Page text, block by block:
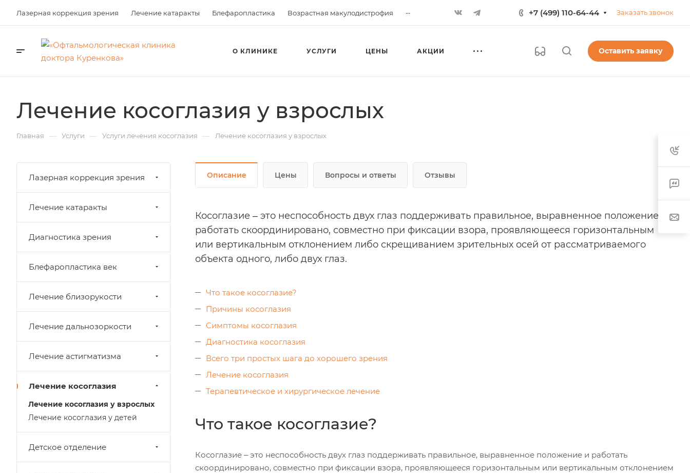
Лазерная коррекция зрения Лечение катаракты Блефаропластика Возрастная макулодистрофия ... +7 (499) 110-64-44 Заказать звонок
О КЛИНИКЕ УСЛУГИ ЦЕНЫ АКЦИИ Оставить заявку
Лечение косоглазия у взрослых
Главная — Услуги — Услуги лечения косоглазия — Лечение косоглазия у взрослых
Описание Цены Вопросы и ответы Отзывы
Косоглазие ‒ это неспособность двух глаз поддерживать правильное, выравненное положение и
работать скоординировано, совместно при фиксации взора, проявляющееся горизонтальным
или вертикальным отклонением либо скрещиванием зрительных осей от рассматриваемого
объекта одного, либо двух глаз.
Что такое косоглазие?
Причины косоглазия
Симптомы косоглазия
Диагностика косоглазия
Всего три простых шага до хорошего зрения
Лечение косоглазия
Терапевтическое и хирургическое лечение
Что такое косоглазие?
Косоглазие ‒ это неспособность двух глаз поддерживать правильное, выравненное положение и работать
скоординировано, совместно при фиксации взора, проявляющееся горизонтальным или вертикальным отклонением
Лазерная коррекция зрения
Лечение катаракты
Диагностика зрения
Блефаропластика век
Лечение близорукости
Лечение дальнозоркости
Лечение астигматизма
Лечение косоглазия
Лечение косоглазия у взрослых
Лечение косоглазия у детей
Детское отделение